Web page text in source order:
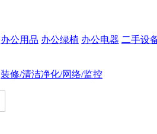
办公用品 办公绿植 办公电器 二手设
装修/清洁净化/网络/监控